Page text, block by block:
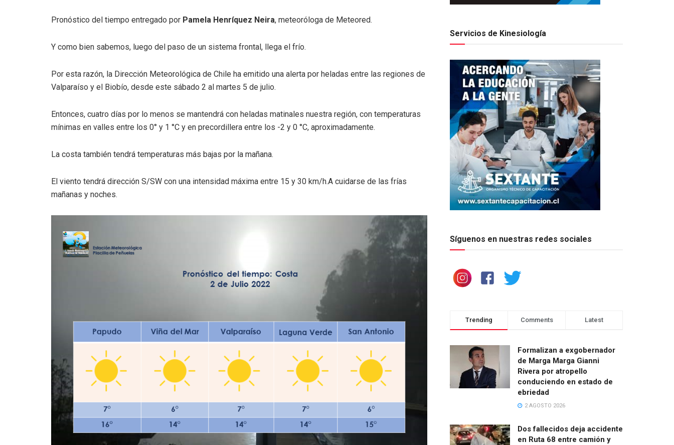
Pronóstico del tiempo entregado por Pamela Henríquez Neira, meteoróloga de Meteored.
Y como bien sabemos, luego del paso de un sistema frontal, llega el frío.
Por esta razón, la Dirección Meteorológica de Chile ha emitido una alerta por heladas entre las regiones de
Valparaíso y el Biobío, desde este sábado 2 al martes 5 de julio.
Entonces, cuatro días por lo menos se mantendrá con heladas matinales nuestra región, con temperaturas
mínimas en valles entre los 0° y 1 °C y en precordillera entre los -2 y 0 °C, aproximadamente.
La costa también tendrá temperaturas más bajas por la mañana.
El viento tendrá dirección S/SW con una intensidad máxima entre 15 y 30 km/h.A cuidarse de las frías
mañanas y noches.
Servicios de Kinesiología
Síguenos en nuestras redes sociales
Trending Comments Latest
Formalizan a exgobernador
de Marga Marga Gianni
Rivera por atropello
conduciendo en estado de
ebriedad
2 AGOSTO 2026
Dos fallecidos deja accidente
en Ruta 68 entre camión y